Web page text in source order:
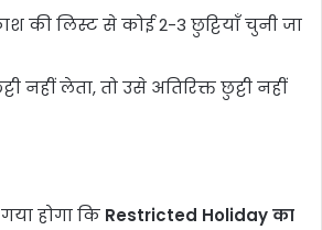
की लिस्ट से कोई 2-3 छुट्टियाँ चुनी जा
नहीं लेता, तो उसे अतिरिक्त छुट्टी नहीं
होगा कि Restricted Holiday का